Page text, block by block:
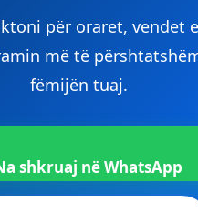
për oraret, vendet
më të
fëmijën tuaj.
shkruaj në WhatsApp